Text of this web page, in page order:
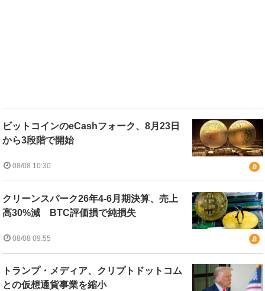
ビットコインのeCashフォーク、8月23日
から3段階で開始
08/08 10:30
クリーンスパーク26年4-6月期決算、売上
高30%減 BTC評価損で純損失
08/08 09:55
トランプ・メディア、クリプトドットコム
との仮想通貨事業を縮小